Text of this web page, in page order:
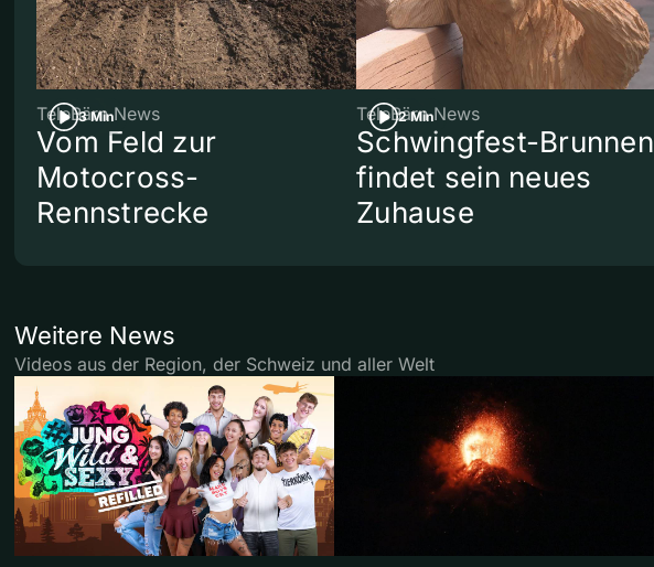
3 Min
TeleBärn News
Vom Feld zur
Motocross-
Rennstrecke
2 Min
TeleBärn News
Schwingfest-Brunnen
findet sein neues
Zuhause
Weitere News
Videos aus der Region, der Schweiz und aller Welt